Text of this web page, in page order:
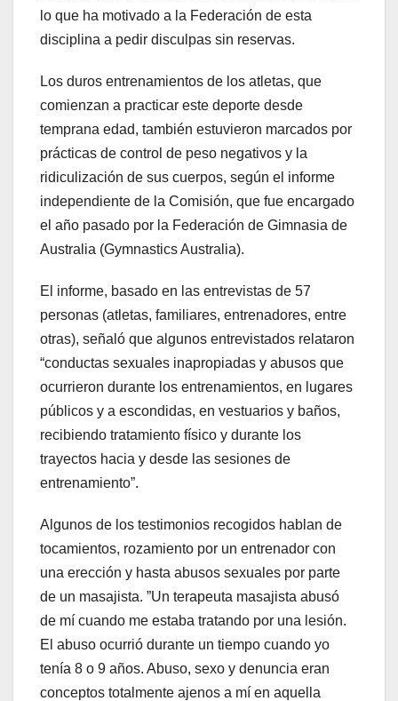
lo que ha motivado a la Federación de esta
disciplina a pedir disculpas sin reservas.
Los duros entrenamientos de los atletas, que
comienzan a practicar este deporte desde
temprana edad, también estuvieron marcados por
prácticas de control de peso negativos y la
ridiculización de sus cuerpos, según el informe
independiente de la Comisión, que fue encargado
el año pasado por la Federación de Gimnasia de
Australia (Gymnastics Australia).
El informe, basado en las entrevistas de 57
personas (atletas, familiares, entrenadores, entre
otras), señaló que algunos entrevistados relataron
“conductas sexuales inapropiadas y abusos que
ocurrieron durante los entrenamientos, en lugares
públicos y a escondidas, en vestuarios y baños,
recibiendo tratamiento físico y durante los
trayectos hacia y desde las sesiones de
entrenamiento”.
Algunos de los testimonios recogidos hablan de
tocamientos, rozamiento por un entrenador con
una erección y hasta abusos sexuales por parte
de un masajista. ”Un terapeuta masajista abusó
de mí cuando me estaba tratando por una lesión.
El abuso ocurrió durante un tiempo cuando yo
tenía 8 o 9 años. Abuso, sexo y denuncia eran
conceptos totalmente ajenos a mí en aquella